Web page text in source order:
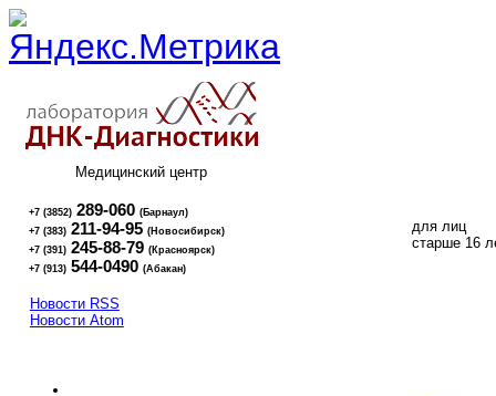
Медицинский центр
+7 (3852) 289-060 (Барнаул)
+7 (383) 211-94-95 (Новосибирск)
+7 (391) 245-88-79 (Красноярск)
+7 (913) 544-0490 (Абакан)
для лиц
старше 16
Новости RSS
Новости Atom